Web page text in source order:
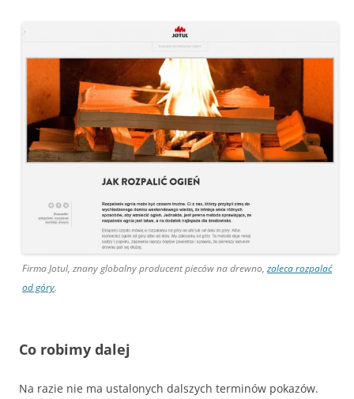
Firma Jotul, znany globalny producent pieców na drewno, zaleca rozpalać
od góry.
Co robimy dalej
Na razie nie ma ustalonych dalszych terminów pokazów.